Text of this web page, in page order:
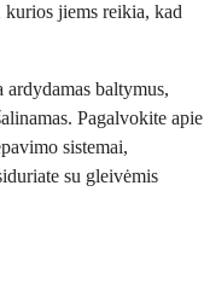
kurios jiems reikia, kad
baltymus,
Pagalvokite apie
sistemai,
su gleivėmis